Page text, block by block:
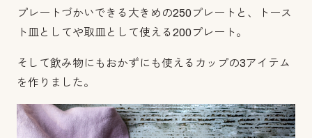
プレートづかいできる大きめの250プレートと、トース
ト皿としてや取皿として使える200プレート。
そして飲み物にもおかずにも使えるカップの3アイテム
を作りました。